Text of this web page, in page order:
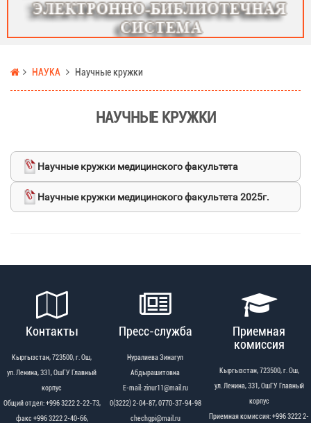
НАУКА Научные кружки
НАУЧНЫЕ КРУЖКИ
Научные кружки медицинского факультета
Научные кружки медицинского факультета 2025г.
Контакты
Кыргызстан, 723500, г. Ош,
ул. Ленина, 331, ОшГУ Главный
корпус
Общий отдел: +996 3222 2-22-73,
факс +996 3222 2-40-66,
Пресс-служба
Нуралиева Зинагул
Абдырашитовна
Е-mail: zinur11@mail.ru
0(3222) 2-04-87, 0770-37-94-98
chechgpi@mail.ru
Приемная
комиссия
Кыргызстан, 723500, г. Ош,
ул. Ленина, 331, ОшГУ Главный
корпус
Приемная комиссия: +996 3222 2-